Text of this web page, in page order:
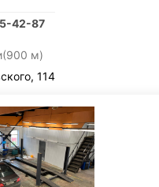
42-87
(900 м)
114